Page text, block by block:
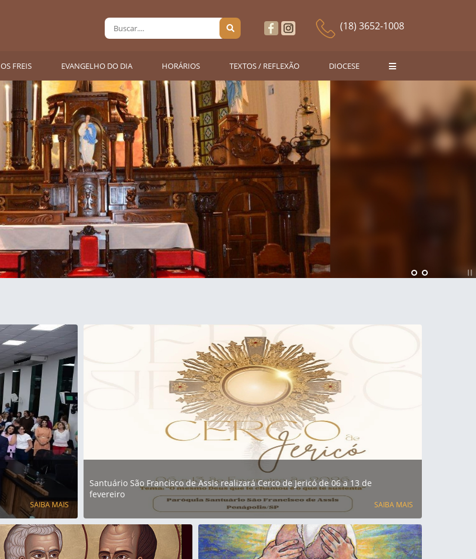
(18) 3652-1008
OS FREIS EVANGELHO DO DIA HORÁRIOS TEXTOS / REFLEXÃO DIOCESE
SAIBA MAIS
Santuário São Francisco de Assis realizará Cerco de Jericó de 06 a 13 de
fevereiro
SAIBA MAIS